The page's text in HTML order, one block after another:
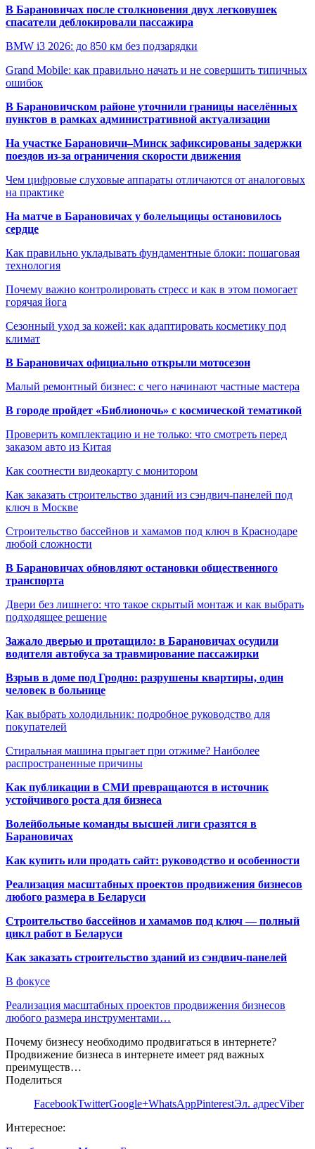
В Барановичах после столкновения двух легковушек
спасатели деблокировали пассажира
BMW i3 2026: до 850 км без подзарядки
Grand Mobile: как правильно начать и не совершить типичных
ошибок
В Барановичском районе уточнили границы населённых
пунктов в рамках административной актуализации
На участке Барановичи–Минск зафиксированы задержки
поездов из-за ограничения скорости движения
Чем цифровые слуховые аппараты отличаются от аналоговых
на практике
На матче в Барановичах у болельщицы остановилось
сердце
Как правильно укладывать фундаментные блоки: пошаговая
технология
Почему важно контролировать стресс и как в этом помогает
горячая йога
Сезонный уход за кожей: как адаптировать косметику под
климат
В Барановичах официально открыли мотосезон
Малый ремонтный бизнес: с чего начинают частные мастера
В городе пройдет «Библионочь» с космической тематикой
Проверить комплектацию и не только: что смотреть перед
заказом авто из Китая
Как соотнести видеокарту с монитором
Как заказать строительство зданий из сэндвич-панелей под
ключ в Москве
Строительство бассейнов и хамамов под ключ в Краснодаре
любой сложности
В Барановичах обновляют остановки общественного
транспорта
Двери без лишнего: что такое скрытый монтаж и как выбрать
подходящее решение
Зажало дверью и протащило: в Барановичах осудили
водителя автобуса за травмирование пассажирки
Взрыв в доме под Гродно: разрушены квартиры, один
человек в больнице
Как выбрать холодильник: подробное руководство для
покупателей
Стиральная машина прыгает при отжиме? Наиболее
распространенные причины
Как публикации в СМИ превращаются в источник
устойчивого роста для бизнеса
Волейбольные команды высшей лиги сразятся в
Барановичах
Как купить или продать сайт: руководство и особенности
Реализация масштабных проектов продвижения бизнесов
любого размера в Беларуси
Строительство бассейнов и хамамов под ключ — полный
цикл работ в Беларуси
Как заказать строительство зданий из сэндвич-панелей
В фокусе
Реализация масштабных проектов продвижения бизнесов
любого размера инструментами…
Почему бизнесу необходимо продвигаться в интернете?
Продвижение бизнеса в интернете имеет ряд важных
преимуществ…
Поделиться
FacebookTwitterGoogle+WhatsAppPinterestЭл. адресViber
Интересное: